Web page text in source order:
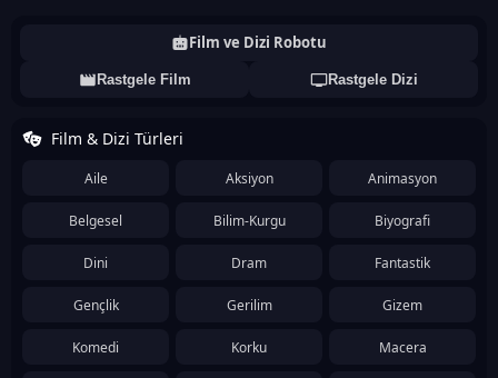
Film ve Dizi Robotu
Rastgele Film Rastgele Dizi
Film & Dizi Türleri
Aile Aksiyon Animasyon
Belgesel Bilim-Kurgu Biyografi
Dini Dram Fantastik
Gençlik Gerilim Gizem
Komedi Korku Macera